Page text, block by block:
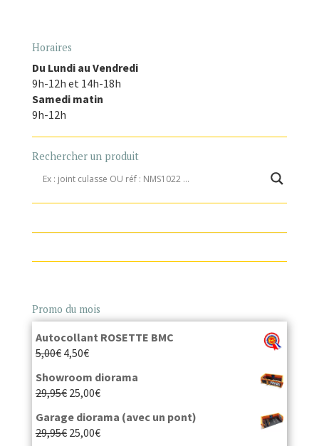
Horaires
Du Lundi au Vendredi
9h-12h et 14h-18h
Samedi matin
9h-12h
Rechercher un produit
Promo du mois
Autocollant ROSETTE BMC
5,00€ 4,50€
Showroom diorama
29,95€ 25,00€
Garage diorama (avec un pont)
29,95€ 25,00€